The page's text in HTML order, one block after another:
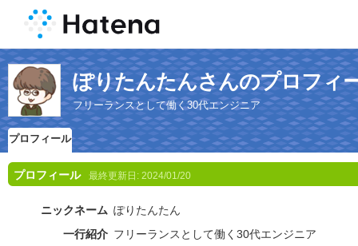
ぽりたんたんさんのプロフィ
フリーランスとして働く30代エンジニア
プロフィール
プロフィール 最終更新日: 2024/01/20
ニックネーム ぽりたんたん
一行紹介 フリーランスとして働く30代エンジニア